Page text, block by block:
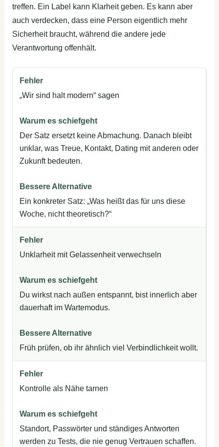
treffen. Ein Label kann Klarheit geben. Es kann aber
auch verdecken, dass eine Person eigentlich mehr
Sicherheit braucht, während die andere jede
Verantwortung offenhält.
„Wir sind halt modern“ sagen
Der Satz ersetzt keine Abmachung. Danach bleibt
unklar, was Treue, Kontakt, Dating mit anderen oder
Zukunft bedeuten.
Ein konkreter Satz: „Was heißt das für uns diese
Woche, nicht theoretisch?“
Unklarheit mit Gelassenheit verwechseln
Du wirkst nach außen entspannt, bist innerlich aber
dauerhaft im Wartemodus.
Früh prüfen, ob ihr ähnlich viel Verbindlichkeit wollt.
Kontrolle als Nähe tarnen
Standort, Passwörter und ständiges Antworten
werden zu Tests, die nie genug Vertrauen schaffen.